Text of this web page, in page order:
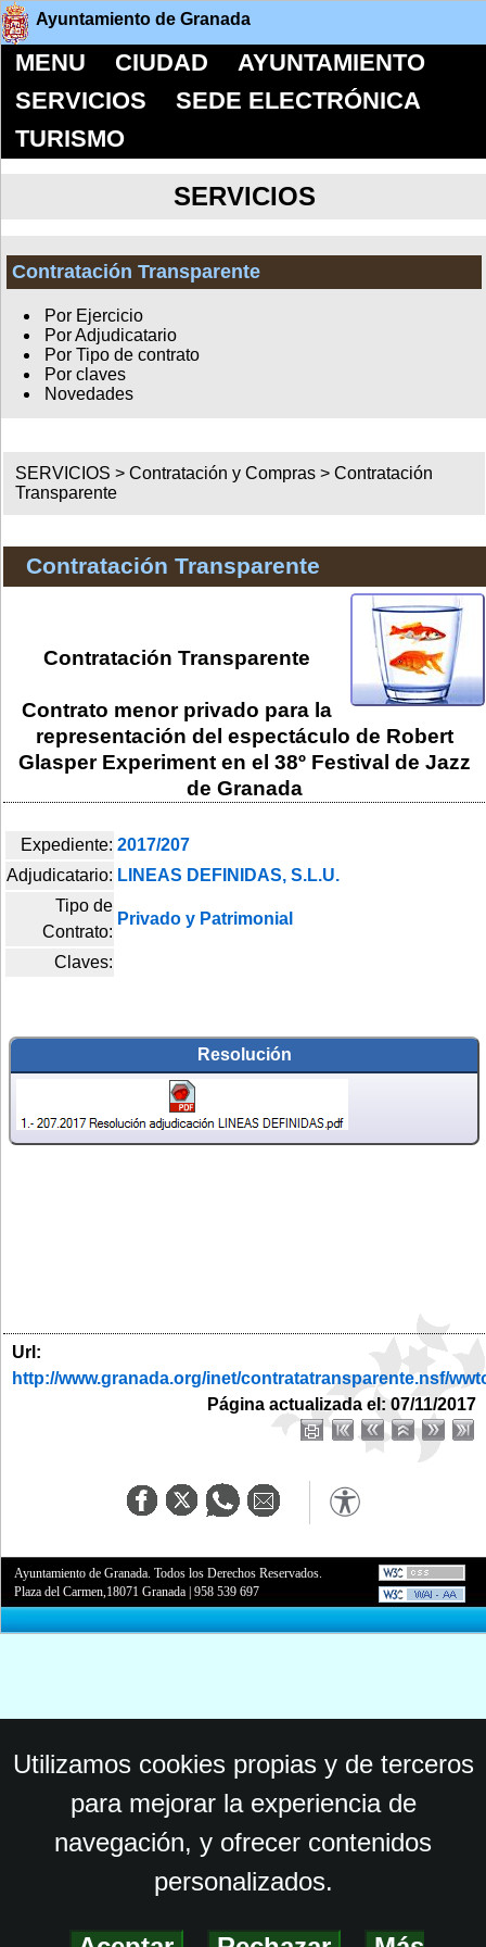
Ayuntamiento de Granada
MENU CIUDAD
AYUNTAMIENTO
SERVICIOS
SEDE ELECTRÓNICA
TURISMO
SERVICIOS
Contratación Transparente
Por Ejercicio
Por Adjudicatario
Por Tipo de contrato
Por claves
Novedades
SERVICIOS >Contratación y Compras >Contratación
Transparente
Contratación Transparente
Contratación Transparente
Contrato menor privado para la
representación del espectáculo de Robert
Glasper Experiment en el 38º Festival de Jazz
de Granada
Expediente: 2017/207
Adjudicatario: LINEAS DEFINIDAS, S.L.U.
Tipo de
Contrato:
Privado y Patrimonial
Claves:
Resolución
Url:
http://www.granada.org/inet/contratatransparente.nsf/
Página actualizada el: 07/11/2017
Ayuntamiento de Granada. Todos los Derechos Reservados.
Plaza del Carmen,18071 Granada |958 539 697
Utilizamos cookies propias y de terceros
para mejorar la experiencia de
navegación, y ofrecer contenidos
personalizados.